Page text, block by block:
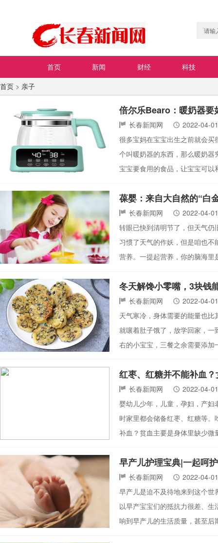
首页 新闻 财经
科技
首页 > 亲子
倍尔乐Bearo：暖奶器要
长春新闻网
2022-04-01
很多宝妈在宝宝出生之前就会
个叫暖奶器的东西，那么暖奶
宝宝要食用的食品，让宝宝可
葆婴：来自大自然的“
长春新闻网
2022-04-01
转眼已快到清明节了，但天气仍
习惯了天气的作妖，但是咱也
营养。一提起营养，你的脑海
冬天解馋小零嘴，3块钱
长春新闻网
2022-04-01
天气寒冷，身体需要的能量也
就嚷着肚子饿了，放学回家，
右的小宝宝，三餐之余需要添
红枣、红糖并不能补血
长春新闻网
2022-04-01
婴幼儿少年，儿童，孕妇，产
时家里都会储备红枣、红糖等
补血？贫血主要是身体里缺少
早产儿护理宝典|一起呵
长春新闻网
2022-04-01
早产儿是迫不及待地来到这个
以早产宝宝们的抵抗力很差、
响到早产儿的生活质量，甚至